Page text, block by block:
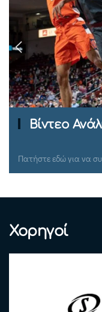
Ομιλίες
Πατήστε εδώ για να
Χορηγοί